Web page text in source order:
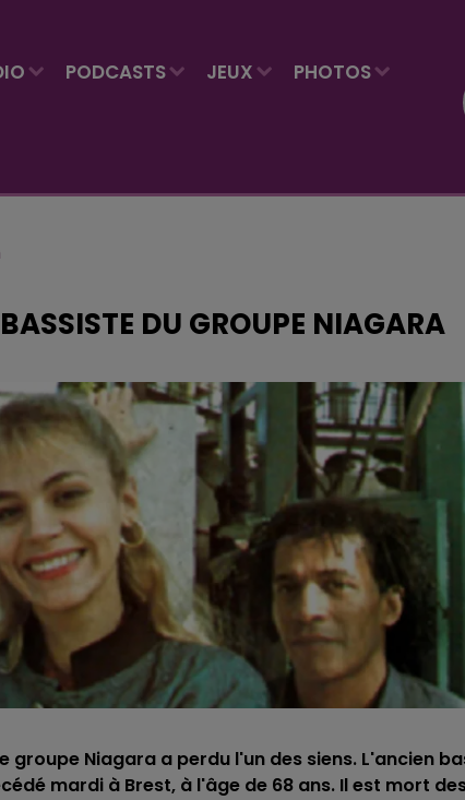
PODCASTS JEUX PHOTOS
DU GROUPE NIAGARA
Niagara a perdu l'un des siens. L'ancien
mardi à Brest, à l'âge de 68 ans. Il est mort